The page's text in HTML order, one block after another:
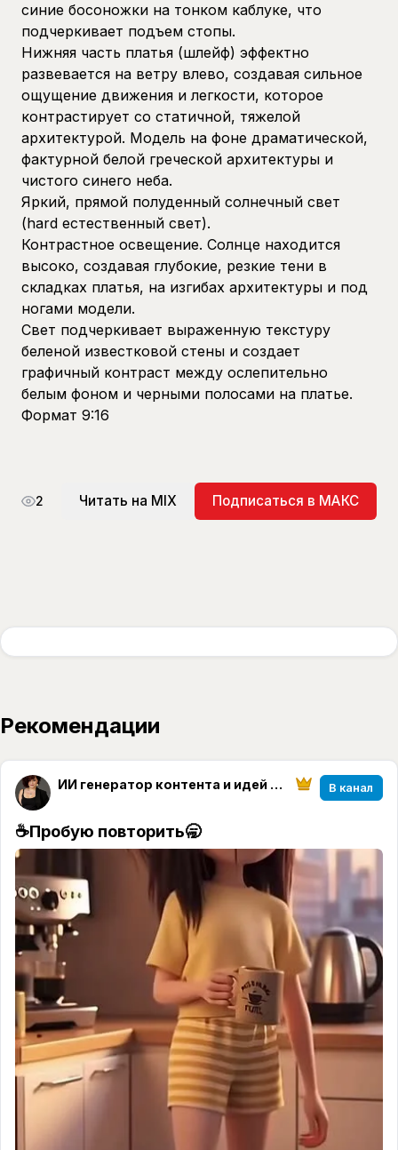
синие босоножки на тонком каблуке, что
подчеркивает подъем стопы.
Нижняя часть платья (шлейф) эффектно
развевается на ветру влево, создавая сильное
ощущение движения и легкости, которое
контрастирует со статичной, тяжелой
архитектурой. Модель на фоне драматической,
фактурной белой греческой архитектуры и
чистого синего неба.
Яркий, прямой полуденный солнечный свет
(hard естественный свет).
Контрастное освещение. Солнце находится
высоко, создавая глубокие, резкие тени в
складках платья, на изгибах архитектуры и под
ногами модели.
Свет подчеркивает выраженную текстуру
беленой известковой стены и создает
графичный контраст между ослепительно
белым фоном и черными полосами на платье.
Формат 9:16
2 Читать на MIX Подписаться в МАКС
Рекомендации
ИИ генератор контента и идей || нейросети с Ириной В канал
☕️Пробую повторить🥱